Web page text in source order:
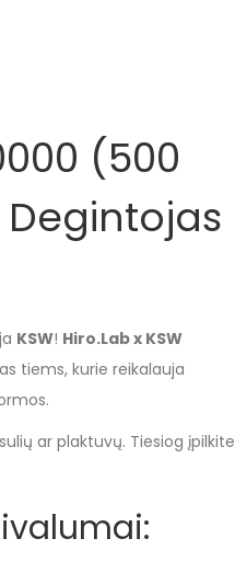
(500
KSW! Hiro.Lab x KSW
tiems, kurie reikalauja
ar plaktuvų. Tiesiog įpilkite